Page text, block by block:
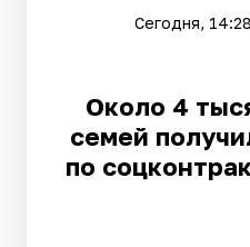
Сегодня, 14:28
Около 4
семей
по